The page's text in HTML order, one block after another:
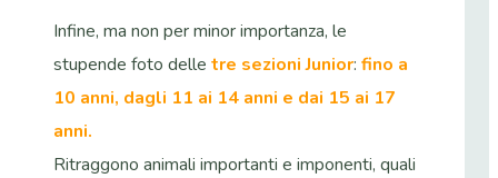
Infine, ma non per minor importanza, le
stupende foto delle tre sezioni Junior: fino a
10 anni, dagli 11 ai 14 anni e dai 15 ai 17
anni.
Ritraggono animali importanti e imponenti, quali